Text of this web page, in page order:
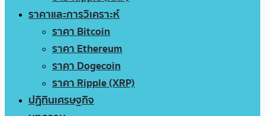
ราคาและการวิเคราะห์
ราคา Bitcoin
ราคา Ethereum
ราคา Dogecoin
ราคา Ripple (XRP)
ปฏิทินเศรษฐกิจ